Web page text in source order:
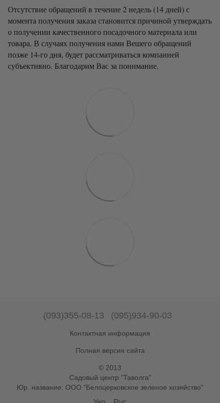
Отсутствие обращений в течение 2 недель (14 дней) с
момента получения заказа становится причиной утверждать
о получении качественного посадочного материала или
товара. В случаях получения нами Вешего обращений
позже 14-го дня, будет рассматриваться компанией
субъективно. Благодарим Вас за понимание.
(093)355-08-13 (095)934-90-03
Контактная информация
Полная версия сайта
© 2013
Садовый центр "Таволга"
Юр. название: ООО "Белоцерковское зеленое хозяйство"